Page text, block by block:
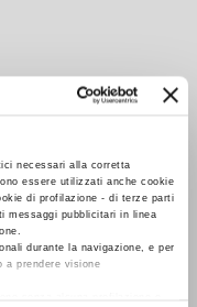
necessari alla corretta
essere utilizzati anche cookie
di profilazione - di terze parti
messaggi pubblicitari in linea
durante la navigazione, e per
a prendere visione